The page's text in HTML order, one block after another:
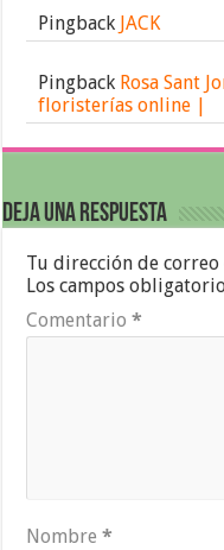
Pingback JACK
Pingback Rosa Sant
floristerías online |
Deja una respuesta
Tu dirección de
Los campos
Comentario*
Nombre*